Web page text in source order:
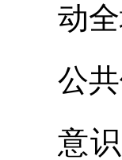
动
公
意